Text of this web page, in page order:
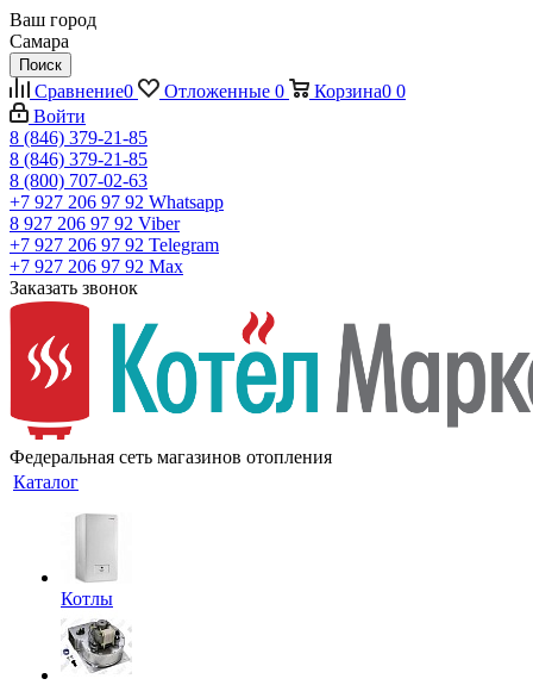
Ваш город
Самара
Поиск
Сравнение0 Отложенные 0 Корзина0 0
Войти
8 (846) 379-21-85
8 (846) 379-21-85
8 (800) 707-02-63
+7 927 206 97 92 Whatsapp
8 927 206 97 92 Viber
+7 927 206 97 92 Telegram
+7 927 206 97 92 Max
Заказать звонок
Федеральная сеть магазинов отопления
Каталог
Котлы